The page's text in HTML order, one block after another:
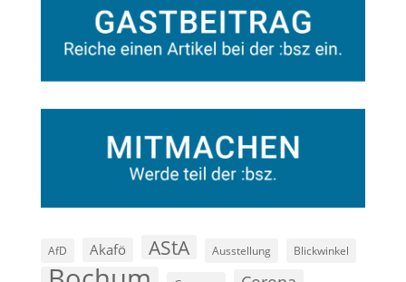
AfD Akafö AStA Ausstellung Blickwinkel